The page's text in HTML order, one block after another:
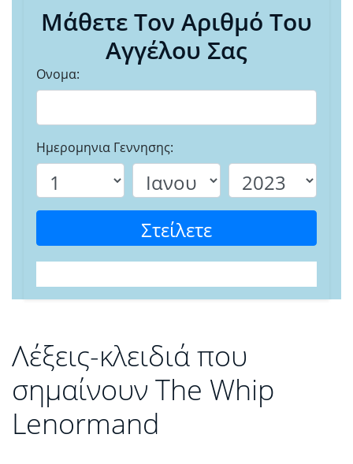
Μάθετε Τον Αριθμό Του
Αγγέλου Σας
Ονομα:
Ημερομηνια Γεννησης:
Στείλετε
Λέξεις-κλειδιά που
σημαίνουν The Whip
Lenormand